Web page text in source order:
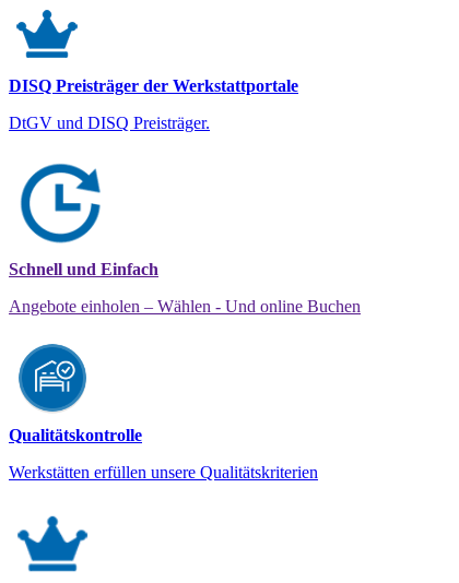
DISQ Preisträger der Werkstattportale
DtGV und DISQ Preisträger.
Schnell und Einfach
Angebote einholen – Wählen - Und online Buchen
Qualitätskontrolle
Werkstätten erfüllen unsere Qualitätskriterien